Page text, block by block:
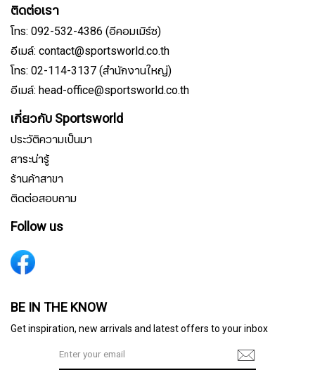
ติดต่อเรา
โทร: 092-532-4386 (อีคอมเมิร์ซ)
อีเมล์: contact@sportsworld.co.th
โทร: 02-114-3137 (สำนักงานใหญ่)
อีเมล์: head-office@sportsworld.co.th
เกี่ยวกับ Sportsworld
ประวัติความเป็นมา
สาระน่ารู้
ร้านค้าสาขา
ติดต่อสอบถาม
Follow us
BE IN THE KNOW
Get inspiration, new arrivals and latest offers to your inbox
สมัครรับจดหมายข่าว